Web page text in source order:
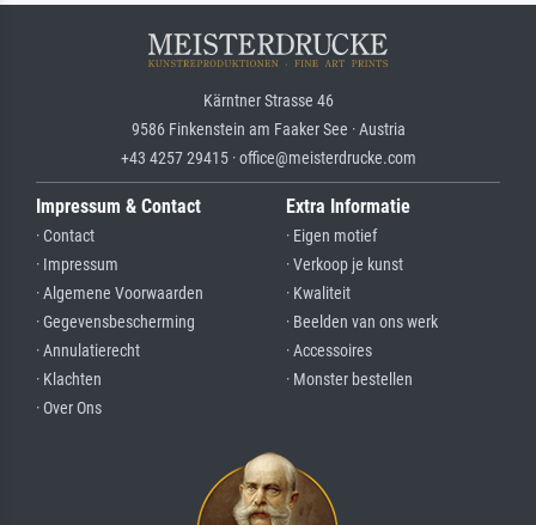
Kärntner Strasse 46
9586 Finkenstein am Faaker See · Austria
+43 4257 29415 · office@meisterdrucke.com
Impressum & Contact
· Contact
· Impressum
· Algemene Voorwaarden
· Gegevensbescherming
· Annulatierecht
· Klachten
· Over Ons
Extra Informatie
· Eigen motief
· Verkoop je kunst
· Kwaliteit
· Beelden van ons werk
· Accessoires
· Monster bestellen